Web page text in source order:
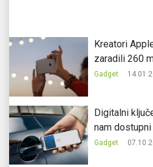
Kreatori
zaradili 260
Gadget
Digitalni
nam
Gadget